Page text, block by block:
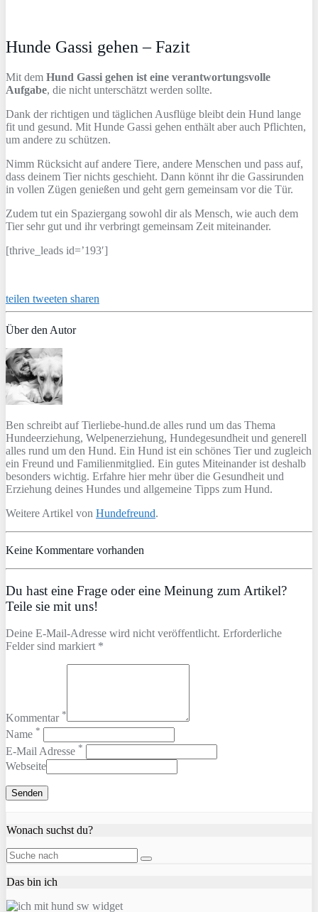
Hunde Gassi gehen – Fazit
Mit dem Hund Gassi gehen ist eine verantwortungsvolle
Aufgabe, die nicht unterschätzt werden sollte.
Dank der richtigen und täglichen Ausflüge bleibt dein Hund lange
fit und gesund. Mit Hunde Gassi gehen enthält aber auch Pflichten,
um andere zu schützen.
Nimm Rücksicht auf andere Tiere, andere Menschen und pass auf,
dass deinem Tier nichts geschieht. Dann könnt ihr die Gassirunden
in vollen Zügen genießen und geht gern gemeinsam vor die Tür.
Zudem tut ein Spaziergang sowohl dir als Mensch, wie auch dem
Tier sehr gut und ihr verbringt gemeinsam Zeit miteinander.
[thrive_leads id=’193′]
teilen tweeten sharen
Über den Autor
Ben schreibt auf Tierliebe-hund.de alles rund um das Thema
Hundeerziehung, Welpenerziehung, Hundegesundheit und generell
alles rund um den Hund. Ein Hund ist ein schönes Tier und zugleich
ein Freund und Familienmitglied. Ein gutes Miteinander ist deshalb
besonders wichtig. Erfahre hier mehr über die Gesundheit und
Erziehung deines Hundes und allgemeine Tipps zum Hund.
Weitere Artikel von Hundefreund.
Keine Kommentare vorhanden
Du hast eine Frage oder eine Meinung zum Artikel?
Teile sie mit uns!
Deine E-Mail-Adresse wird nicht veröffentlicht. Erforderliche
Felder sind markiert *
Kommentar *
Name *
E-Mail Adresse *
Webseite
Wonach suchst du?
Das bin ich